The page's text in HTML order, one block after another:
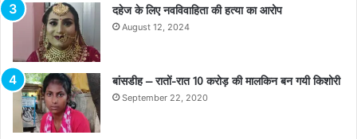
दहेज के लिए नवविवाहिता की हत्या का आरोप
August 12, 2024
बांसडीह – रातों-रात 10 करोड़ की मालकिन बन गयी किशोरी
September 22, 2020